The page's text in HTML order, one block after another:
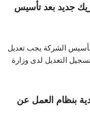
جديد بعد تأسيس
تأسيس الشركة يجب تعديل
التعديل لدى وزارة
بنظام العمل عن